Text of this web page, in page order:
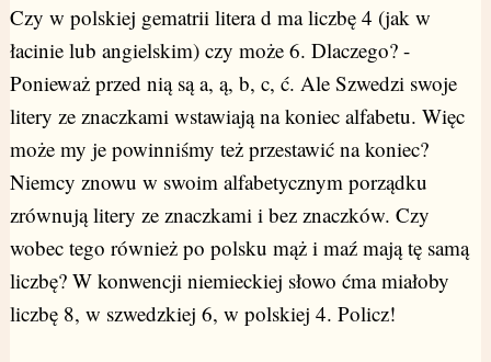
Czy w polskiej gematrii litera d ma liczbę 4 (jak w
łacinie lub angielskim) czy może 6. Dlaczego? -
Ponieważ przed nią są a, ą, b, c, ć. Ale Szwedzi swoje
litery ze znaczkami wstawiają na koniec alfabetu. Więc
może my je powinniśmy też przestawić na koniec?
Niemcy znowu w swoim alfabetycznym porządku
zrównują litery ze znaczkami i bez znaczków. Czy
wobec tego również po polsku mąż i maź mają tę samą
liczbę? W konwencji niemieckiej słowo ćma miałoby
liczbę 8, w szwedzkiej 6, w polskiej 4. Policz!